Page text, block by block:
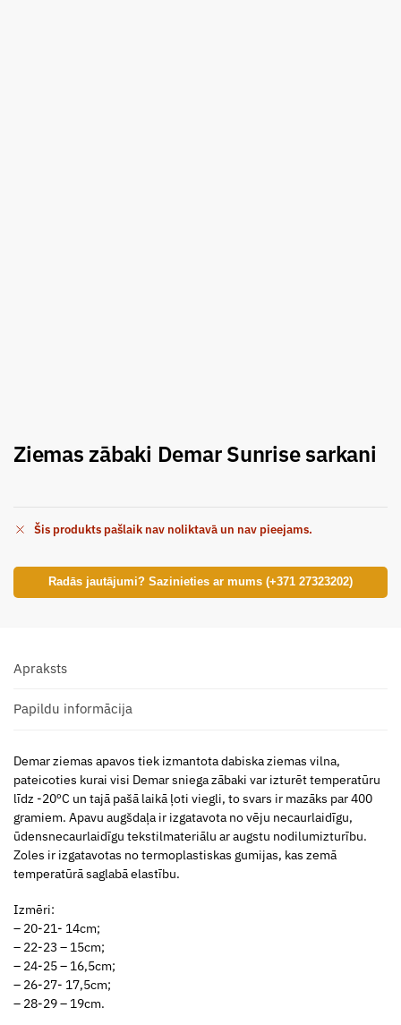
Ziemas zābaki Demar Sunrise sarkani
Šis produkts pašlaik nav noliktavā un nav pieejams.
Radās jautājumi? Sazinieties ar mums (+371 27323202)
Apraksts
Papildu informācija
Demar ziemas apavos tiek izmantota dabiska ziemas vilna,
pateicoties kurai visi Demar sniega zābaki var izturēt temperatūru
līdz -20ºС un tajā pašā laikā ļoti viegli, to svars ir mazāks par 400
gramiem. Apavu augšdaļa ir izgatavota no vēju necaurlaidīgu,
ūdensnecaurlaidīgu tekstilmateriālu ar augstu nodilumizturību.
Zoles ir izgatavotas no termoplastiskas gumijas, kas zemā
temperatūrā saglabā elastību.
Izmēri:
– 20-21- 14cm;
– 22-23 – 15cm;
– 24-25 – 16,5cm;
– 26-27- 17,5cm;
– 28-29 – 19cm.